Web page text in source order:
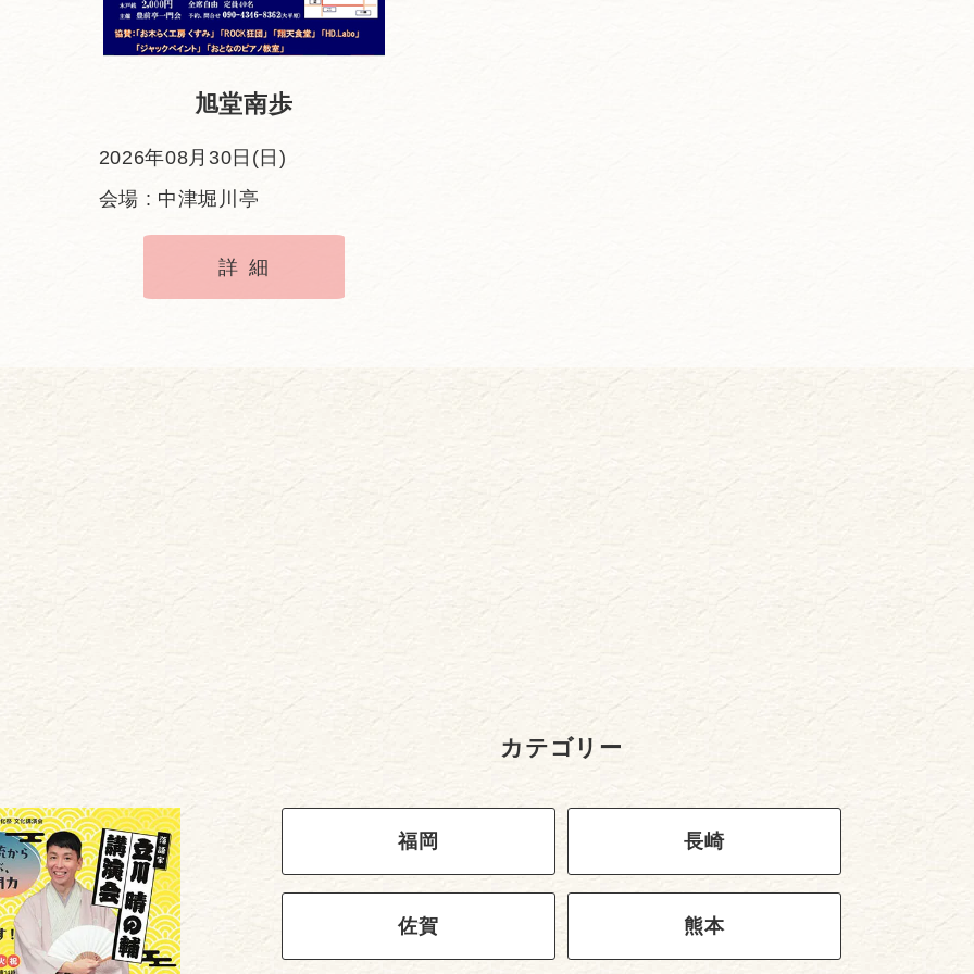
旭堂南歩
2026年08月30日(日)
会場 : 中津堀川亭
詳細
カテゴリー
福岡 長崎
佐賀 熊本